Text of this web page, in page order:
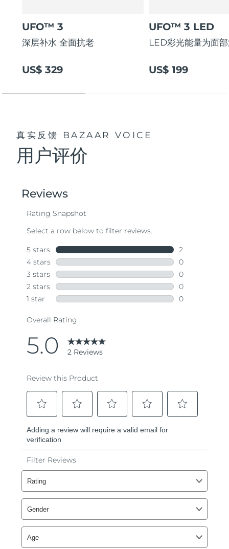
UFO™ 3
深层补水 全面抗老
US$ 329
UFO™ 3 LED
LED彩光能量为面
US$ 199
真实反馈 BAZAAR VOICE
用户评价